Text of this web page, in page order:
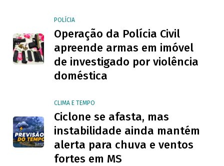
POLÍCIA
Operação da Polícia Civil
apreende armas em imóvel
de investigado por violência
doméstica
CLIMA E TEMPO
Ciclone se afasta, mas
instabilidade ainda mantém
alerta para chuva e ventos
fortes em MS